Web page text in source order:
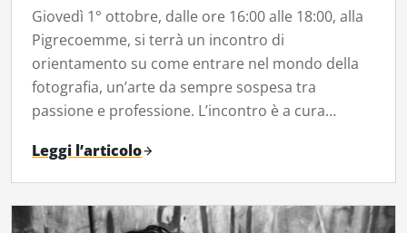
Giovedì 1° ottobre, dalle ore 16:00 alle 18:00, alla
Pigrecoemme, si terrà un incontro di
orientamento su come entrare nel mondo della
fotografia, un’arte da sempre sospesa tra
passione e professione. L’incontro è a cura…
Leggi l’articolo